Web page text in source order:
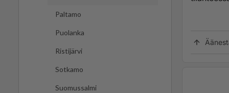
Paltamo
Puolanka
Ristijärvi
Sotkamo
Suomussalmi